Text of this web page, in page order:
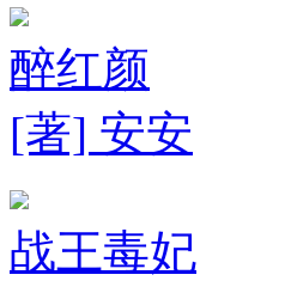
醉红颜
[著] 安安
战王毒妃